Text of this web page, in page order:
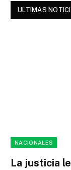
ULTIMAS
NACIONALES
La justicia